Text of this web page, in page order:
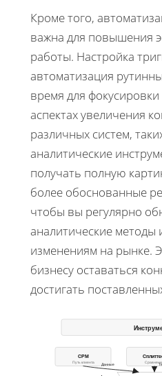
Кроме того,
важна для повышения
работы. Настройка
автоматизация
время для фокусировки
аспектах увеличения
различных систем,
аналитические
получать полную
более обоснованные
чтобы вы регулярно
аналитические методы
изменениям на рынке.
бизнесу оставаться
достигать
СРМ
Путь клиента Данные